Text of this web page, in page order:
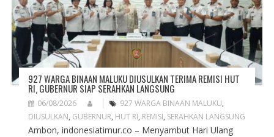
927 WARGA BINAAN MALUKU DIUSULKAN TERIMA REMISI HUT
RI, GUBERNUR SIAP SERAHKAN LANGSUNG
06/08/2026 927 WARGA BINAAN MALUKU,
DIUSULKAN, GUBERNUR, HUT RI, REMISI, SERAHKAN LANGSUNG
Ambon, indonesiatimur.co – Menyambut Hari Ulang